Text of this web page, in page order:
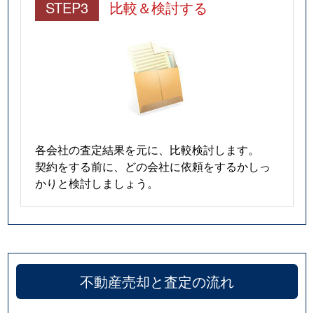
STEP3 比較＆検討する
各会社の査定結果を元に、比較検討します。
契約をする前に、どの会社に依頼をするかしっ
かりと検討しましょう。
不動産売却と査定の流れ